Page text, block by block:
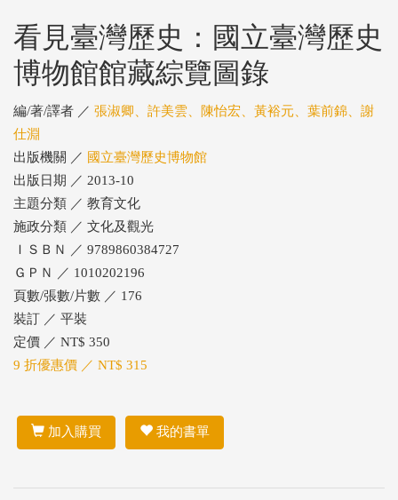
看見臺灣歷史：國立臺灣歷史
博物館館藏綜覽圖錄
編/著/譯者 ／ 張淑卿、許美雲、陳怡宏、黃裕元、葉前錦、謝
仕淵
出版機關 ／ 國立臺灣歷史博物館
出版日期 ／ 2013-10
主題分類 ／ 教育文化
施政分類 ／ 文化及觀光
ＩＳＢＮ ／ 9789860384727
ＧＰＮ ／ 1010202196
頁數/張數/片數 ／ 176
裝訂 ／ 平裝
定價 ／ NT$ 350
9 折優惠價 ／ NT$ 315
加入購買 我的書單